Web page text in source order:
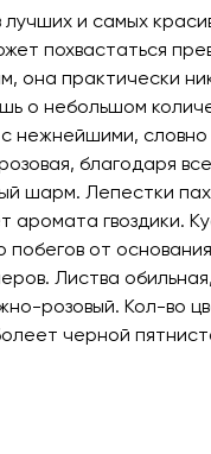
и самых
похвастаться
она практически
о небольшом
нежнейшими,
благодаря
шарм. Лепестки
аромата гвоздики.
побегов от
Листва
розовый. Кол-во
черной